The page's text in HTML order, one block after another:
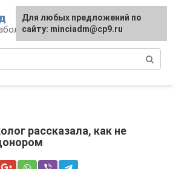
и терапия
рассказала, как не
Для любых предложений по
сайту: minciadm@cp9.ru